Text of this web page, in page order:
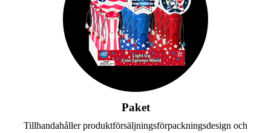
Paket
Tillhandahåller produktförsäljningsförpackningsdesign och